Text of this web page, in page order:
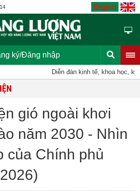
English
ký/Đăng nhập
Diễn đàn kinh tế, khoa học, kỹ
gió ngoài khơi
năm 2030 - Nhìn
của Chính phủ